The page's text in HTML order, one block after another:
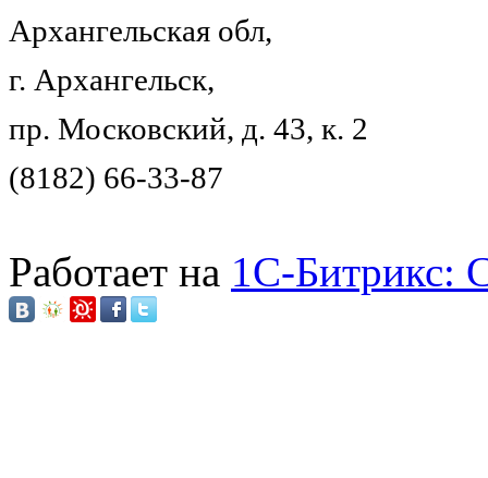
Архангельская обл,
г. Архангельск,
пр. Московский, д. 43, к. 2
(8182) 66-33-87
Работает на 1C-Битрикс: